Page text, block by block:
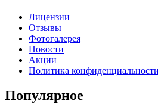
Лицензии
Отзывы
Фотогалерея
Новости
Акции
Политика конфиденциальности
Популярное